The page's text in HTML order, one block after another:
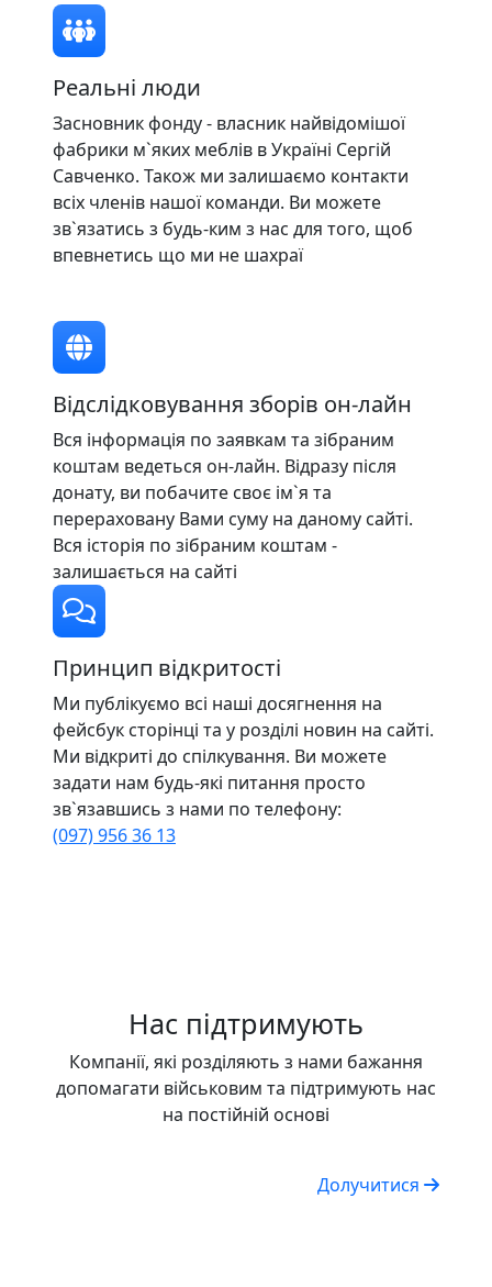
Реальні люди
Засновник фонду - власник найвідомішої
фабрики м`яких меблів в Україні Сергій
Савченко. Також ми залишаємо контакти
всіх членів нашої команди. Ви можете
зв`язатись з будь-ким з нас для того, щоб
впевнетись що ми не шахраї
Відслідковування зборів он-лайн
Вся інформація по заявкам та зібраним
коштам ведеться он-лайн. Відразу після
донату, ви побачите своє ім`я та
перераховану Вами суму на даному сайті.
Вся історія по зібраним коштам -
залишається на сайті
Принцип відкритості
Ми публікуємо всі наші досягнення на
фейсбук сторінці та у розділі новин на сайті.
Ми відкриті до спілкування. Ви можете
задати нам будь-які питання просто
зв`язавшись з нами по телефону:
(097) 956 36 13
Нас підтримують
Компанії, які розділяють з нами бажання
допомагати військовим та підтримують нас
на постійній основі
Долучитися